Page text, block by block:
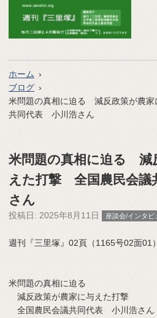
ホーム
ブログ
米問題の真相に迫る 減反政策が農
共同代表 小川浩さん
米問題の真相に迫る 減
えた打撃 全国農民会
さん
投稿日: 2025年8月11日 座談会/インタビ
週刊『三里塚』02頁（1165号02面01
米問題の真相に迫る
減反政策が農家に与えた打撃
全国農民会議共同代表 小川浩さん